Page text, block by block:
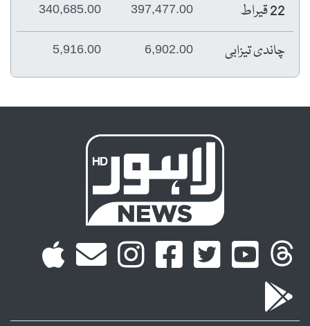
22 قیراط 397,477.00
340,685.00
چاندی تیزابی 6,902.00
5,916.00